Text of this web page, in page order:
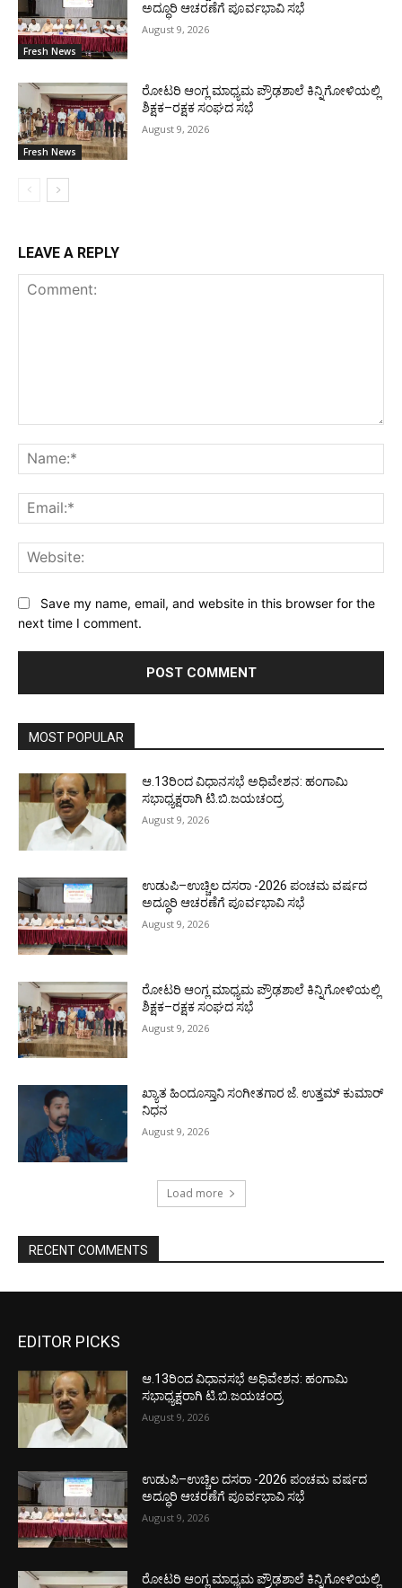
Fresh News
ಅದ್ಧೂರಿ ಆಚರಣೆಗೆ ಪೂರ್ವಭಾವಿ ಸಭೆ
August 9, 2026
Fresh News
ರೋಟರಿ ಆಂಗ್ಲ ಮಾಧ್ಯಮ ಪ್ರೌಢಶಾಲೆ ಕಿನ್ನಿಗೋಳಿಯಲ್ಲಿ
ಶಿಕ್ಷಕ–ರಕ್ಷಕ ಸಂಘದ ಸಭೆ
August 9, 2026
LEAVE A REPLY
Save my name, email, and website in this browser for the
next time I comment.
MOST POPULAR
ಆ.13ರಿಂದ ವಿಧಾನಸಭೆ ಅಧಿವೇಶನ: ಹಂಗಾಮಿ
ಸಭಾಧ್ಯಕ್ಷರಾಗಿ ಟಿ.ಬಿ.ಜಯಚಂದ್ರ
August 9, 2026
ಉಡುಪಿ–ಉಚ್ಚಿಲ ದಸರಾ -2026 ಪಂಚಮ ವರ್ಷದ
ಅದ್ಧೂರಿ ಆಚರಣೆಗೆ ಪೂರ್ವಭಾವಿ ಸಭೆ
August 9, 2026
ರೋಟರಿ ಆಂಗ್ಲ ಮಾಧ್ಯಮ ಪ್ರೌಢಶಾಲೆ ಕಿನ್ನಿಗೋಳಿಯಲ್ಲಿ
ಶಿಕ್ಷಕ–ರಕ್ಷಕ ಸಂಘದ ಸಭೆ
August 9, 2026
ಖ್ಯಾತ ಹಿಂದೂಸ್ತಾನಿ ಸಂಗೀತಗಾರ ಜೆ. ಉತ್ತಮ್ ಕುಮಾರ್
ನಿಧನ
August 9, 2026
Load more
RECENT COMMENTS
EDITOR PICKS
ಆ.13ರಿಂದ ವಿಧಾನಸಭೆ ಅಧಿವೇಶನ: ಹಂಗಾಮಿ
ಸಭಾಧ್ಯಕ್ಷರಾಗಿ ಟಿ.ಬಿ.ಜಯಚಂದ್ರ
August 9, 2026
ಉಡುಪಿ–ಉಚ್ಚಿಲ ದಸರಾ -2026 ಪಂಚಮ ವರ್ಷದ
ಅದ್ಧೂರಿ ಆಚರಣೆಗೆ ಪೂರ್ವಭಾವಿ ಸಭೆ
August 9, 2026
ರೋಟರಿ ಆಂಗ್ಲ ಮಾಧ್ಯಮ ಪ್ರೌಢಶಾಲೆ ಕಿನ್ನಿಗೋಳಿಯಲ್ಲಿ